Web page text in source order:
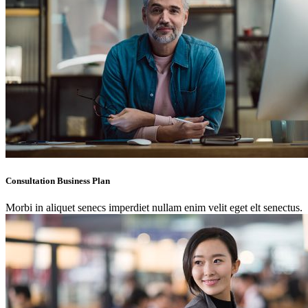
Consultation Business Plan
Morbi in aliquet senecs imperdiet nullam enim velit eget elt senectus.